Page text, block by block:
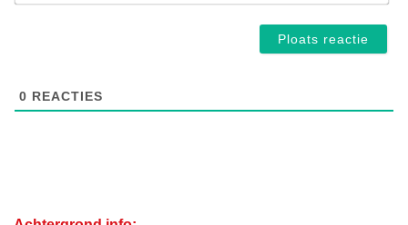
0 REACTIES